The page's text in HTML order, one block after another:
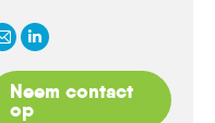
E-
mail
Linkedin
Neem contact
op